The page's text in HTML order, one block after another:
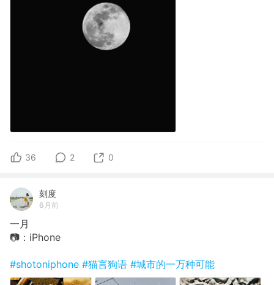
36 2 0
刻度
6月前
一月
📷：iPhone
#shotoniphone #猫言狗语 #城市的一万种可能